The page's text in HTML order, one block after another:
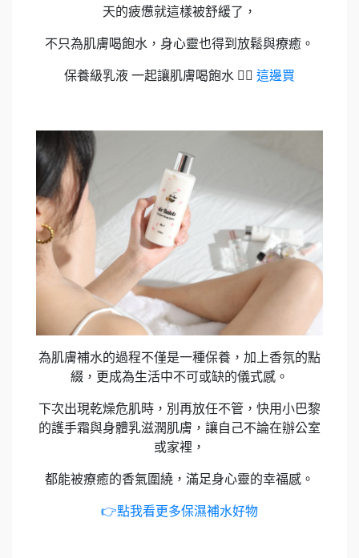
天的疲憊就這樣被舒緩了，
不只為肌膚喝飽水，身心靈也得到放鬆與療癒。
保養級乳液 一起讓肌膚喝飽水 👉🏻 這邊買
為肌膚補水的過程不僅是一種保養，加上香氛的點
綴，更成為生活中不可或缺的儀式感。
下次出現乾燥危肌時，別再放任不管，快用小巴黎
的護手霜與身體乳滋潤肌膚，讓自己不論在辦公室
或家裡，
都能被療癒的香氣圍繞，滿足身心靈的幸福感。
👉點我看更多保濕補水好物